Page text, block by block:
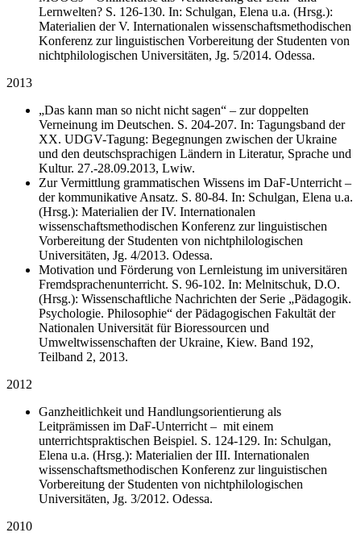
Lernwelten? S. 126-130. In: Schulgan, Elena u.a. (Hrsg.):
Materialien der V. Internationalen wissenschaftsmethodischen
Konferenz zur linguistischen Vorbereitung der Studenten von
nichtphilologischen Universitäten, Jg. 5/2014. Odessa.
2013
„Das kann man so nicht nicht sagen“ – zur doppelten
Verneinung im Deutschen. S. 204-207. In: Tagungsband der
XX. UDGV-Tagung: Begegnungen zwischen der Ukraine
und den deutschsprachigen Ländern in Literatur, Sprache und
Kultur. 27.-28.09.2013, Lwiw.
Zur Vermittlung grammatischen Wissens im DaF-Unterricht –
der kommunikative Ansatz. S. 80-84. In: Schulgan, Elena u.a.
(Hrsg.): Materialien der IV. Internationalen
wissenschaftsmethodischen Konferenz zur linguistischen
Vorbereitung der Studenten von nichtphilologischen
Universitäten, Jg. 4/2013. Odessa.
Motivation und Förderung von Lernleistung im universitären
Fremdsprachenunterricht. S. 96-102. In: Melnitschuk, D.O.
(Hrsg.): Wissenschaftliche Nachrichten der Serie „Pädagogik.
Psychologie. Philosophie“ der Pädagogischen Fakultät der
Nationalen Universität für Bioressourcen und
Umweltwissenschaften der Ukraine, Kiew. Band 192,
Teilband 2, 2013.
2012
Ganzheitlichkeit und Handlungsorientierung als
Leitprämissen im DaF-Unterricht – mit einem
unterrichtspraktischen Beispiel. S. 124-129. In: Schulgan,
Elena u.a. (Hrsg.): Materialien der III. Internationalen
wissenschaftsmethodischen Konferenz zur linguistischen
Vorbereitung der Studenten von nichtphilologischen
Universitäten, Jg. 3/2012. Odessa.
2010